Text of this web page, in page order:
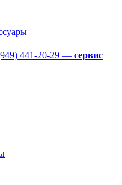
441-20-29 — сервис